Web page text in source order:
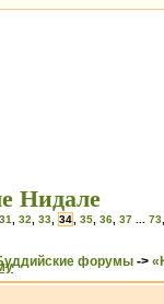
Нидале
31 32 33 34 35 36 37 73
форумы ->